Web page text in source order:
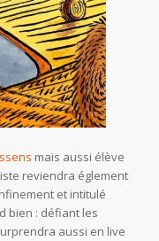
mais aussi élève
reviendra églement
et intitulé
bien : défiant les
aussi en live